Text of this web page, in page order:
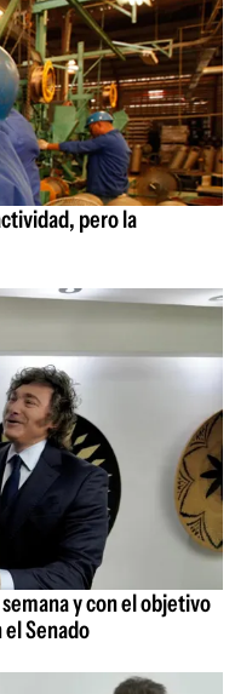
pero la
y con el objetivo
Senado